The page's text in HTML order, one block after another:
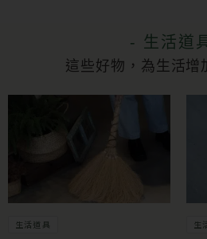
- 生活道
這些好物，為生活增
生活道具 生